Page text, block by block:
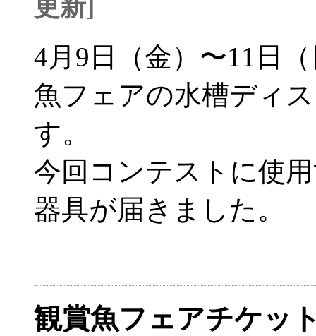
更新]
4月9日（金）〜11日
魚フェアの水槽ディ
す。
今回コンテストに使
器具が届きました。
観賞魚フェアチケ